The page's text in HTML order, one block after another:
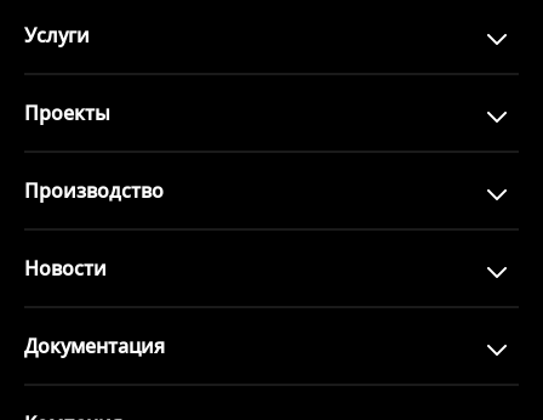
Услуги
Проекты
Производство
Новости
Документация